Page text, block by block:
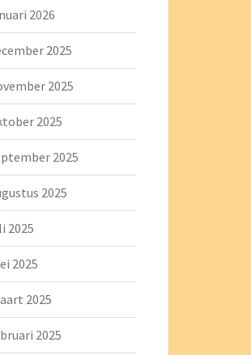
2026
2025
2025
2025
2025
2025
2025
2025
2025
2025